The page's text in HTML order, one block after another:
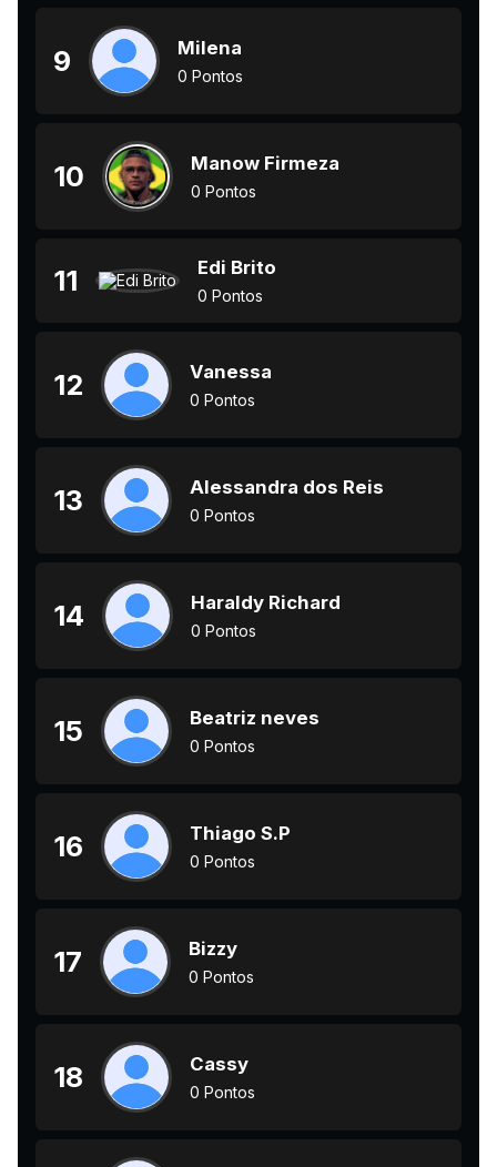
9 Milena
0 Pontos
10 Manow Firmeza
0 Pontos
11 Edi Brito
0 Pontos
12 Vanessa
0 Pontos
13 Alessandra dos Reis
0 Pontos
14 Haraldy Richard
0 Pontos
15 Beatriz neves
0 Pontos
16 Thiago S.P
0 Pontos
17 Bizzy
0 Pontos
18 Cassy
0 Pontos